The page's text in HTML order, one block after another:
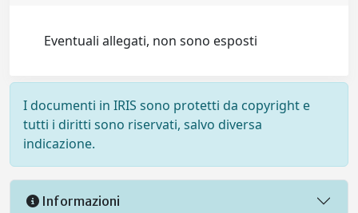
Eventuali allegati, non sono esposti
I documenti in IRIS sono protetti da copyright e
tutti i diritti sono riservati, salvo diversa
indicazione.
Informazioni